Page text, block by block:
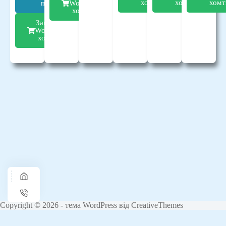
плани
Замовити
WordPress
хомтинг
WordPress
хомтинг
хомтинг
хомтинг
Copyright © 2026 - тема WordPress від CreativeThemes